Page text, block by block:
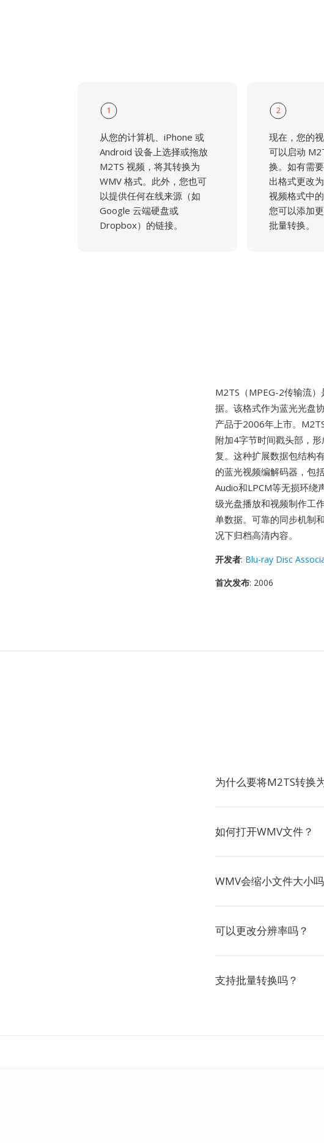
1
从您的计算机、iPhone 或
Android 设备上选择或拖放
M2TS 视频，将其转换为
WMV 格式。此外，您也可
以提供任何在线来源（如
Google 云端硬盘或
Dropbox）的链接。
2
现在，您的
可以启动
换。如有需
出格式更改
视频格式中
您可以添加
批量转换。
M2TS（MPEG-2传输流
据。该格式作为蓝光光盘
产品于2006年上市。
附加4字节时间戳头部，
复。这种扩展数据包结构
的蓝光视频编解码器，包
Audio和LPCM等无损环绕
级光盘播放和视频制作工
单数据。可靠的同步机制
况下归档高清内容。
开发者: Blu-ray Disc
首次发布: 2006
为什么要将M2TS转换
如何打开WMV文件？
WMV会缩小文件大小
可以更改分辨率吗？
支持批量转换吗？